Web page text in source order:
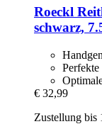
Roeckl
schwarz,
Perfekte
€ 32,99
Zustellung bis